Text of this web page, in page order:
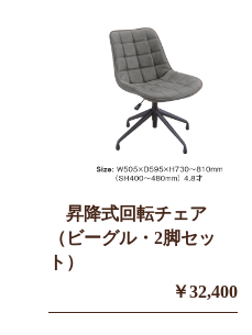
昇降式回転チェア
（ビーグル・2脚セッ
ト）
￥32,400